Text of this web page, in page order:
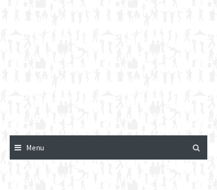
Menu